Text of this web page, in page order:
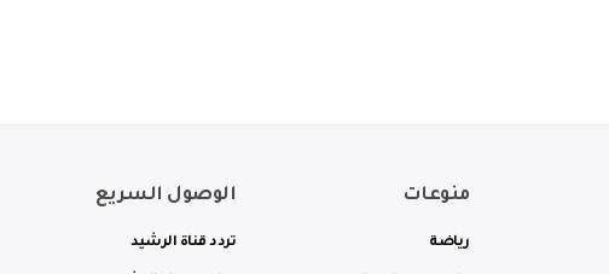
منوعات
رياضة
الوصول السريع
تردد قناة الرشيد